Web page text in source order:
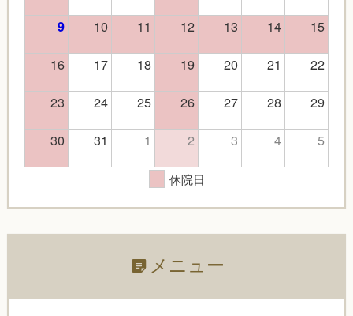
9 10 11 12 13 14
15
16
17 18 19 20 21
22
23
24 25 26 27 28
29
30
31 1 2 3 4 5
休院日
メニュー